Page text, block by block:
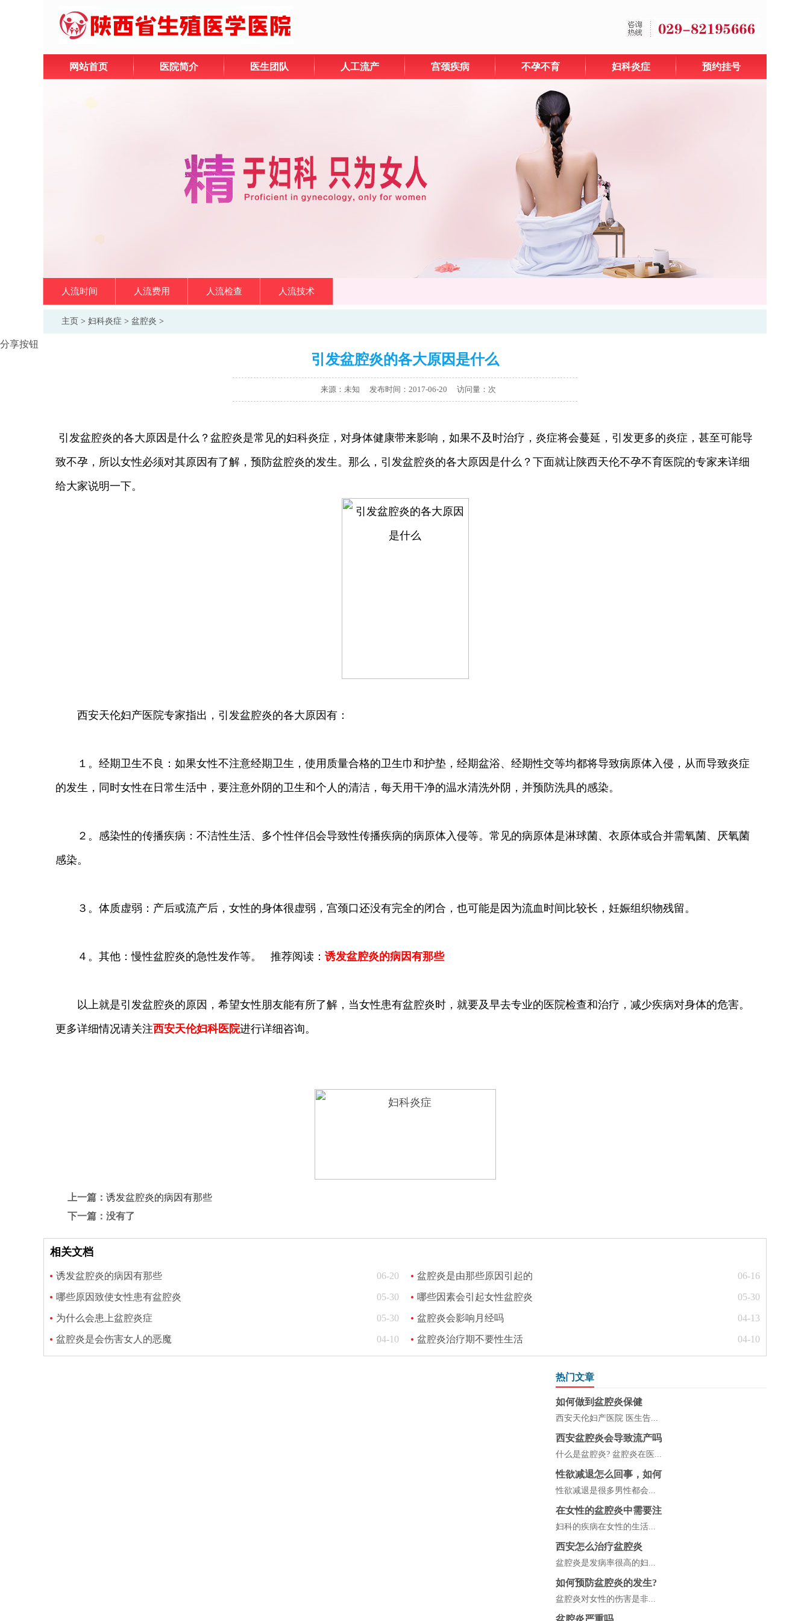
网站首页 医院简介 医生团队 人工流产 宫颈疾病 不孕不育 妇科炎症 预约挂号
人流时间 人流费用 人流检查 人流技术
主页 > 妇科炎症 > 盆腔炎 >
分享按钮
引发盆腔炎的各大原因是什么
来源：未知 发布时间：2017-06-20 访问量： 次
引发盆腔炎的各大原因是什么？盆腔炎是常见的妇科炎症，对身体健康带来影响，如果不及时治疗，炎症将会蔓延，引发更多的炎症，甚至可能导
致不孕，所以女性必须对其原因有了解，预防盆腔炎的发生。那么，引发盆腔炎的各大原因是什么？下面就让陕西天伦不孕不育医院的专家来详细
给大家说明一下。
西安天伦妇产医院专家指出，引发盆腔炎的各大原因有：
１。经期卫生不良：如果女性不注意经期卫生，使用质量合格的卫生巾和护垫，经期盆浴、经期性交等均都将导致病原体入侵，从而导致炎症
的发生，同时女性在日常生活中，要注意外阴的卫生和个人的清洁，每天用干净的温水清洗外阴，并预防洗具的感染。
２。感染性的传播疾病：不洁性生活、多个性伴侣会导致性传播疾病的病原体入侵等。常见的病原体是淋球菌、衣原体或合并需氧菌、厌氧菌
感染。
３。体质虚弱：产后或流产后，女性的身体很虚弱，宫颈口还没有完全的闭合，也可能是因为流血时间比较长，妊娠组织物残留。
４。其他：慢性盆腔炎的急性发作等。 推荐阅读： 诱发盆腔炎的病因有那些
以上就是引发盆腔炎的原因，希望女性朋友能有所了解，当女性患有盆腔炎时，就要及早去专业的医院检查和治疗，减少疾病对身体的危害。
更多详细情况请关注西安天伦妇科医院进行详细咨询。
上一篇： 诱发盆腔炎的病因有那些
下一篇：没有了
相关文档
诱发盆腔炎的病因有那些 06-20 盆腔炎是由那些原因引起的 06-16
哪些原因致使女性患有盆腔炎 05-30 哪些因素会引起女性盆腔炎 05-30
为什么会患上盆腔炎症 05-30 盆腔炎会影响月经吗 04-13
盆腔炎是会伤害女人的恶魔 04-10 盆腔炎治疗期不要性生活 04-10
热门文章
如何做到盆腔炎保健
西安天伦妇产医院 医生告...
西安盆腔炎会导致流产吗
什么是盆腔炎? 盆腔炎在医...
性欲减退怎么回事，如何
性欲减退是很多男性都会...
在女性的盆腔炎中需要注
妇科的疾病在女性的生活...
西安怎么治疗盆腔炎
盆腔炎是发病率很高的妇...
如何预防盆腔炎的发生?
盆腔炎对女性的伤害是非...
盆腔炎严重吗